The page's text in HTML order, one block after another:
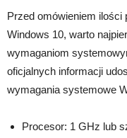
Przed omówieniem
Windows 10, warto
wymaganiom
oficjalnych informacji
wymagania systemowe
Procesor: 1 GHz lub